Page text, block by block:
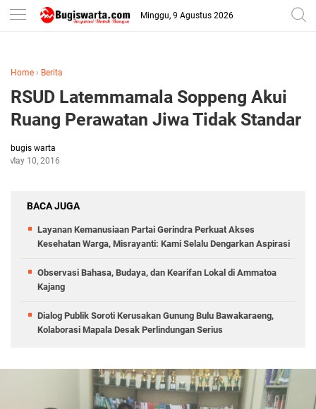
-->
Minggu, 9 Agustus 2026
Home › Berita
RSUD Latemmamala Soppeng Akui
Ruang Perawatan Jiwa Tidak Standar
bugis warta
May 10, 2016
BACA JUGA
Layanan Kemanusiaan Partai Gerindra Perkuat Akses
Kesehatan Warga, Misrayanti: Kami Selalu Dengarkan Aspirasi
Observasi Bahasa, Budaya, dan Kearifan Lokal di Ammatoa
Kajang
Dialog Publik Soroti Kerusakan Gunung Bulu Bawakaraeng,
Kolaborasi Mapala Desak Perlindungan Serius